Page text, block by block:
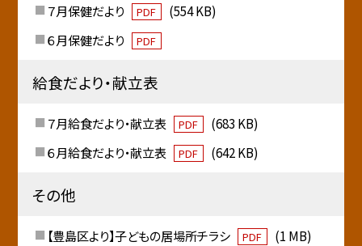
７月保健だより PDF
(554 KB)
６月保健だより
PDF
給食だより・献立表
７月給食だより・献立表 PDF
(683 KB)
６月給食だより・献立表
PDF (642 KB)
その他
【豊島区より】子どもの居場所チラシ PDF
(1 MB)